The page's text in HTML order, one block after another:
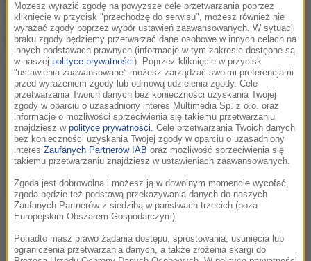
utworu „WTF (Where They From)” z
gościnnym udziałem Pharrella Williamsa.
Ostatnia płyta amerykańskiej raperki „The Cookbook”
ujrzała światło dzienne w 2005 roku. Aż dziesięć lat
zajęła Missy praca nad kolejnym albumem. Najnowszy
krążek artystki „Block Party” promuje utwór „WTF
(Where They From)” nagrany z Pharrellem Williamsem.
Raperka właśnie opublikowała teledysk do
także Pharrella.
Możesz wyrazić zgodę na powyższe cele przetwarzania poprzez
kliknięcie w przycisk "przechodzę do serwisu", możesz również nie
wyrażać zgody poprzez wybór ustawień zaawansowanych. W sytuacji
braku zgody będziemy przetwarzać dane osobowe w innych celach na
innych podstawach prawnych (informacje w tym zakresie dostępne są
w naszej polityce prywatności). Poprzez kliknięcie w przycisk
"ustawienia zaawansowane" możesz zarządzać swoimi preferencjami
przed wyrażeniem zgody lub odmową udzielenia zgody. Cele
przetwarzania Twoich danych bez konieczności uzyskania Twojej
zgody w oparciu o uzasadniony interes Multimedia Sp. z o.o. oraz
informacje o możliwości sprzeciwienia się takiemu przetwarzaniu
znajdziesz w polityce prywatności . Cele przetwarzania Twoich danych
bez konieczności uzyskania Twojej zgody w oparciu o uzasadniony
interes Zaufanych Partnerów IAB oraz możliwość sprzeciwienia się
takiemu przetwarzaniu znajdziesz w ustawieniach zaawansowanych.
Zgoda jest dobrowolna i możesz ją w dowolnym momencie wycofać,
zgoda będzie też podstawą przekazywania danych do naszych
Zaufanych Partnerów z siedzibą w państwach trzecich (poza
Europejskim Obszarem Gospodarczym).
Ponadto masz prawo żądania dostępu, sprostowania, usunięcia lub
ograniczenia przetwarzania danych, a także złożenia skargi do